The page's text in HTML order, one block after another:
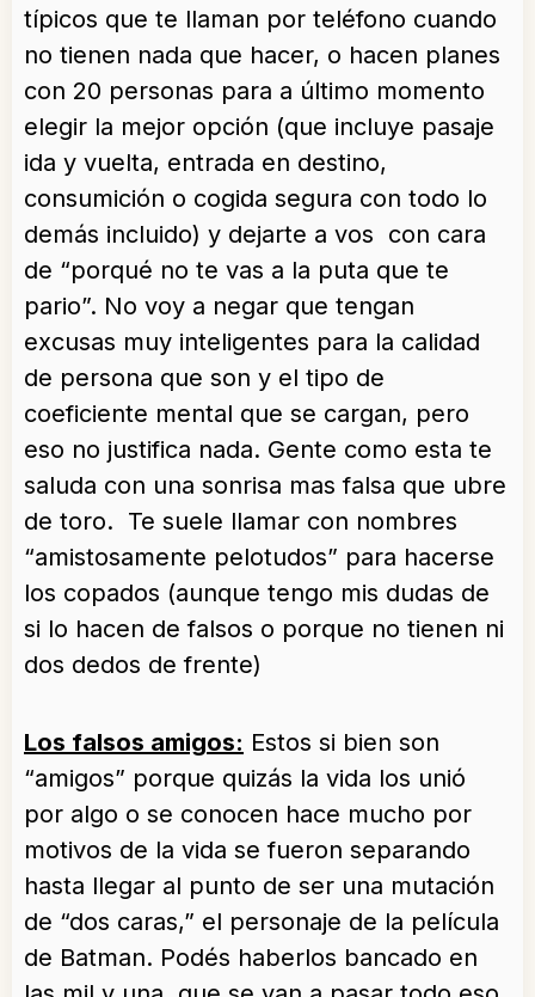
típicos que te llaman por teléfono cuando
no tienen nada que hacer, o hacen planes
con 20 personas para a último momento
elegir la mejor opción (que incluye pasaje
ida y vuelta, entrada en destino,
consumición o cogida segura con todo lo
demás incluido) y dejarte a vos con cara
de “porqué no te vas a la puta que te
pario”. No voy a negar que tengan
excusas muy inteligentes para la calidad
de persona que son y el tipo de
coeficiente mental que se cargan, pero
eso no justifica nada. Gente como esta te
saluda con una sonrisa mas falsa que ubre
de toro. Te suele llamar con nombres
“amistosamente pelotudos” para hacerse
los copados (aunque tengo mis dudas de
si lo hacen de falsos o porque no tienen ni
dos dedos de frente)
Los falsos amigos: Estos si bien son
“amigos” porque quizás la vida los unió
por algo o se conocen hace mucho por
motivos de la vida se fueron separando
hasta llegar al punto de ser una mutación
de “dos caras,” el personaje de la película
de Batman. Podés haberlos bancado en